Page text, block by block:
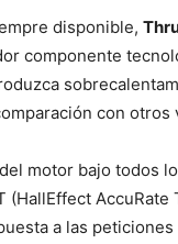
disponible,
componente
con
motor bajo todos
(HallEffect
a las